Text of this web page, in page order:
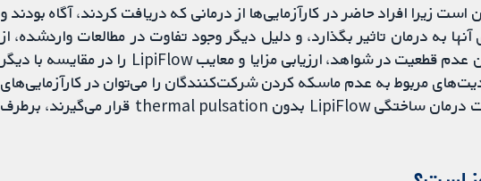
است زیرا افراد حاضر در کارآزمایی‌ها از درمانی که دریافت کردند، آگاه بودند و
به درمان تاثیر بگذارد، و دلیل دیگر وجود تفاوت در مطالعات واردشده، از
جمله در روش‌های تست درمان بود. این عدم قطعیت در شواهد، ارزیابی مزایا و معایب LipiFlow را در مقایسه با دیگر
مربوط به عدم ماسکه کردن شرکت‌کنندگان را می‌توان در کارآزمایی‌های
آتی با گنجاندن یک گروه کنترل که تحت درمان ساختگی LipiFlow بدون thermal pulsation قرار می‌گیرند، برطرف